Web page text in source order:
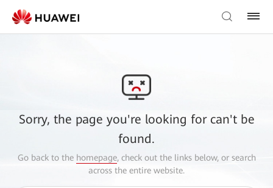
Sorry, the page you're looking for can't be
found.
Go back to the homepage, check out the links below, or search
across the entire website.